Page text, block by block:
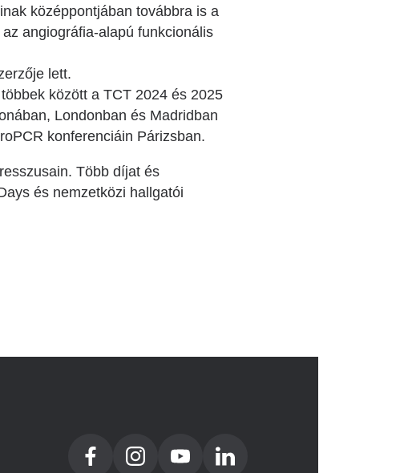
középpontjában továbbra is a
angiográfia-alapú funkcionális
lett.
között a TCT 2024 és 2025
Londonban és Madridban
konferenciáin Párizsban.
Több díjat és
és nemzetközi hallgatói